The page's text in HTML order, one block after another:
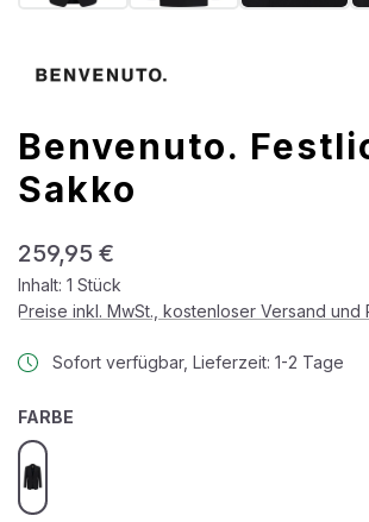
Benvenuto.
Sakko
Regulärer Preis:
259,95 €
Inhalt: 1 Stück
Preise inkl. MwSt., kostenloser Versand und
Sofort verfügbar, Lieferzeit: 1-2 Tage
FARBE
dunkelblau